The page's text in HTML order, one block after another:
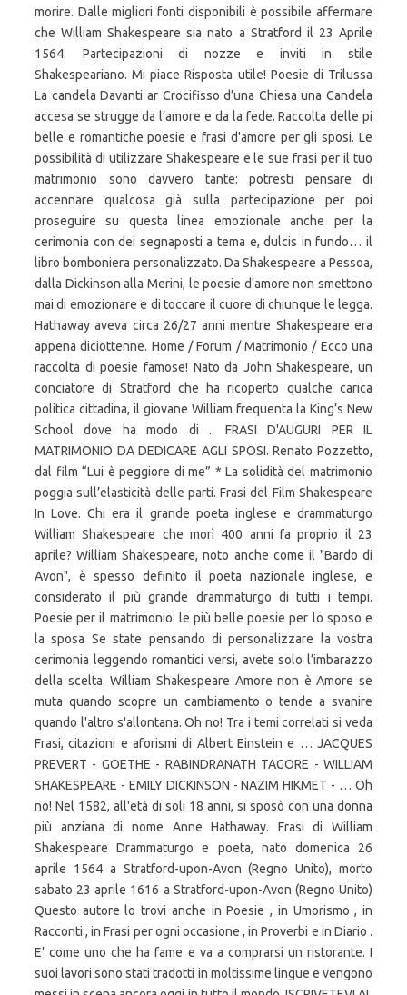
morire. Dalle migliori fonti disponibili è possibile affermare
che William Shakespeare sia nato a Stratford il 23 Aprile
1564. Partecipazioni di nozze e inviti in stile
Shakespeariano. Mi piace Risposta utile! Poesie di Trilussa
La candela Davanti ar Crocifisso d’una Chiesa una Candela
accesa se strugge da l’amore e da la fede. Raccolta delle pi
belle e romantiche poesie e frasi d'amore per gli sposi. Le
possibilità di utilizzare Shakespeare e le sue frasi per il tuo
matrimonio sono davvero tante: potresti pensare di
accennare qualcosa già sulla partecipazione per poi
proseguire su questa linea emozionale anche per la
cerimonia con dei segnaposti a tema e, dulcis in fundo… il
libro bomboniera personalizzato. Da Shakespeare a Pessoa,
dalla Dickinson alla Merini, le poesie d'amore non smettono
mai di emozionare e di toccare il cuore di chiunque le legga.
Hathaway aveva circa 26/27 anni mentre Shakespeare era
appena diciottenne. Home / Forum / Matrimonio / Ecco una
raccolta di poesie famose! Nato da John Shakespeare, un
conciatore di Stratford che ha ricoperto qualche carica
politica cittadina, il giovane William frequenta la King’s New
School dove ha modo di .. FRASI D'AUGURI PER IL
MATRIMONIO DA DEDICARE AGLI SPOSI. Renato Pozzetto,
dal film “Lui è peggiore di me” * La solidità del matrimonio
poggia sull’elasticità delle parti. Frasi del Film Shakespeare
In Love. Chi era il grande poeta inglese e drammaturgo
William Shakespeare che morì 400 anni fa proprio il 23
aprile? William Shakespeare, noto anche come il "Bardo di
Avon", è spesso definito il poeta nazionale inglese, e
considerato il più grande drammaturgo di tutti i tempi.
Poesie per il matrimonio: le più belle poesie per lo sposo e
la sposa Se state pensando di personalizzare la vostra
cerimonia leggendo romantici versi, avete solo l’imbarazzo
della scelta. William Shakespeare Amore non è Amore se
muta quando scopre un cambiamento o tende a svanire
quando l'altro s'allontana. Oh no! Tra i temi correlati si veda
Frasi, citazioni e aforismi di Albert Einstein e … JACQUES
PREVERT - GOETHE - RABINDRANATH TAGORE - WILLIAM
SHAKESPEARE - EMILY DICKINSON - NAZIM HIKMET - … Oh
no! Nel 1582, all'età di soli 18 anni, si sposò con una donna
più anziana di nome Anne Hathaway. Frasi di William
Shakespeare Drammaturgo e poeta, nato domenica 26
aprile 1564 a Stratford-upon-Avon (Regno Unito), morto
sabato 23 aprile 1616 a Stratford-upon-Avon (Regno Unito)
Questo autore lo trovi anche in Poesie , in Umorismo , in
Racconti , in Frasi per ogni occasione , in Proverbi e in Diario .
E’ come uno che ha fame e va a comprarsi un ristorante. I
suoi lavori sono stati tradotti in moltissime lingue e vengono